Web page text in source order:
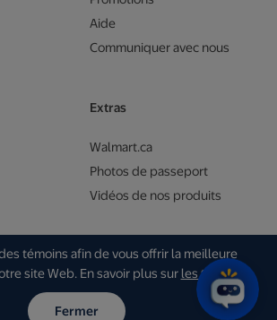
Aide
Communiquer avec nous
Extras
Walmart.ca
Photos de passeport
Vidéos de nos produits
témoins afin de vous offrir la meilleure
site Web. En savoir plus sur les témoins
Fermer